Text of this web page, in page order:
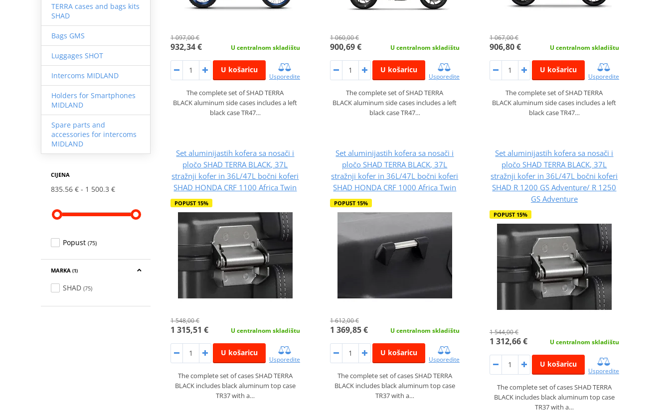
TERRA cases and bags kits
SHAD
Bags GMS
Luggages SHOT
Intercoms MIDLAND
Holders for Smartphones
MIDLAND
Spare parts and
accessories for intercoms
MIDLAND
CIJENA
835.56 € 1 500.3 €
Popust (75)
MARKA (1)
SHAD (75)
1 097,00 €
932,34 € U centralnom skladištu
U košaricu
Usporedite
The complete set of SHAD TERRA
BLACK aluminum side cases includes a left
black case TR47…
1 060,00 €
900,69 € U centralnom skladištu
U košaricu
Usporedite
The complete set of SHAD TERRA
BLACK aluminum side cases includes a left
black case TR47…
1 067,00 €
906,80 € U centralnom skladištu
U košaricu
Usporedite
The complete set of SHAD TERRA
BLACK aluminum side cases includes a left
black case TR47…
Set aluminijastih kofera sa nosači i
pločo SHAD TERRA BLACK, 37L
stražnji kofer in 36L/47L bočni koferi
SHAD HONDA CRF 1100 Africa Twin
POPUST 15%
1 548,00 €
1 315,51 € U centralnom skladištu
U košaricu
Usporedite
The complete set of cases SHAD TERRA
BLACK includes black aluminum top case
TR37 with a…
Set aluminijastih kofera sa nosači i
pločo SHAD TERRA BLACK, 37L
stražnji kofer in 36L/47L bočni koferi
SHAD HONDA CRF 1000 Africa Twin
POPUST 15%
1 612,00 €
1 369,85 € U centralnom skladištu
U košaricu
Usporedite
The complete set of cases SHAD TERRA
BLACK includes black aluminum top case
TR37 with a…
Set aluminijastih kofera sa nosači i
pločo SHAD TERRA BLACK, 37L
stražnji kofer in 36L/47L bočni koferi
SHAD R 1200 GS Adventure/ R 1250
GS Adventure
POPUST 15%
1 544,00 €
1 312,66 € U centralnom skladištu
U košaricu
Usporedite
The complete set of cases SHAD TERRA
BLACK includes black aluminum top case
TR37 with a…